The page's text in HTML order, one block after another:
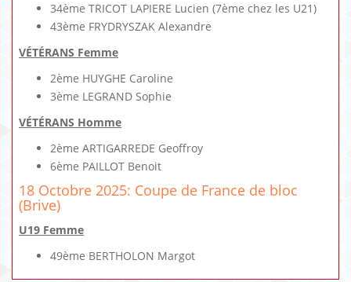
34ème TRICOT LAPIERE Lucien (7ème chez les U21)
43ème FRYDRYSZAK Alexandre
VÉTÉRANS Femme
2ème HUYGHE Caroline
3ème LEGRAND Sophie
VÉTÉRANS Homme
2ème ARTIGARREDE Geoffroy
6ème PAILLOT Benoit
18 Octobre 2025: Coupe de France de bloc
(Brive)
U19 Femme
49ème BERTHOLON Margot